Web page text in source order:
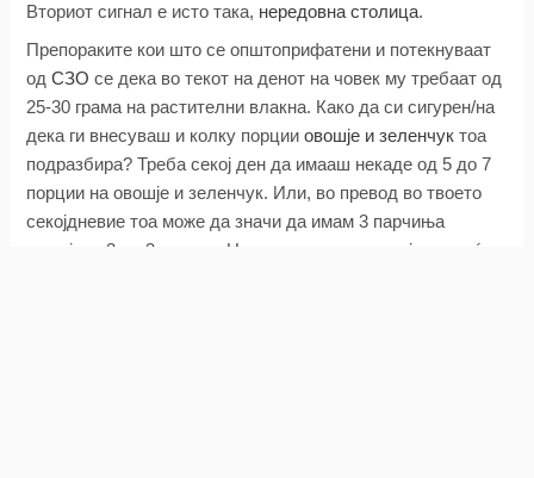
Вториот сигнал е исто така, нередовна столица.
Препораките кои што се општоприфатени и потекнуваат
одСЗО се дека во текот на денот на човек му требаат од
25-30 грама на растителни влакна. Како да си сигурен/на
дека ги внесуваш и колку порцииовошје и зеленчук тоа
подразбира? Треба секој ден да имааш некаде од 5 до 7
порции на овошје и зеленчук. Или, во превод во твоето
секојдневие тоа може да значи да имам 3 парчиња
овошје, и 2 до 3 салати. На пример може во
појадокот
ќе